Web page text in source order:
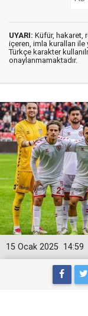
UYARI: Küfür, hakaret,
içeren, imla kuralları ile
Türkçe karakter
onaylanmamaktadır.
14:59
15 Ocak 2025